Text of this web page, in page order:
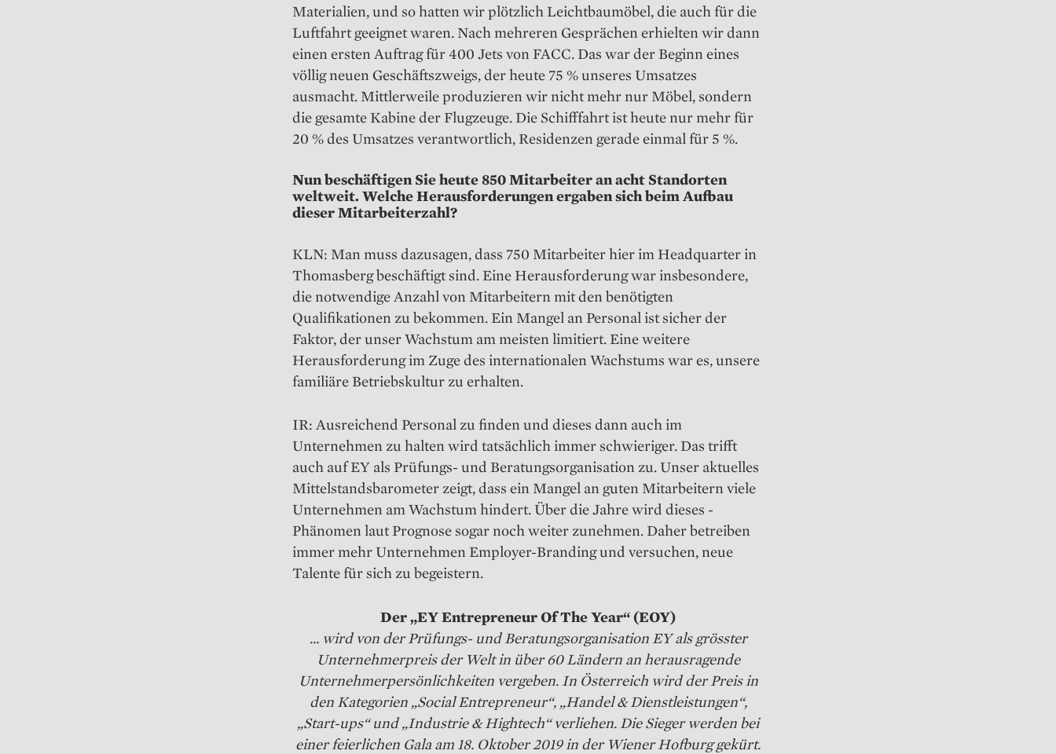
Materialien, und so hatten wir plötzlich Leichtbau­möbel, die auch für die
Luftfahrt geeignet waren. Nach mehreren Gesprächen erhielten wir dann
einen ersten Auftrag für 400 Jets von FACC. Das war der Beginn eines
völlig neuen Geschäftszweigs, der heute 75 % unseres Umsatzes
ausmacht. Mittlerweile produzieren wir nicht mehr nur Möbel, sondern
die gesamte Kabine der Flugzeuge. Die Schifffahrt ist heute nur mehr für
20 % des Umsatzes verantwortlich, Residenzen gerade einmal für 5 %.
Nun beschäftigen Sie heute 850 Mitarbeiter an acht Stand­orten
weltweit. Welche Heraus­forderungen ergaben sich beim Aufbau
dieser Mitarbeiterzahl?
KLN: Man muss dazusagen, dass 750 Mitarbeiter hier im Headquarter in
Thomasberg beschäftigt sind. Eine Herausforderung war insbesondere,
die notwendige Anzahl von Mitarbeitern mit den benötigten
Qualifikationen zu bekommen. Ein Mangel an Personal ist sicher der
Faktor, der unser Wachstum am meisten limitiert. Eine weitere
Herausforderung im Zuge des internationalen Wachstums war es, unsere
familiäre Betriebskultur zu erhalten.
IR: Ausreichend Personal zu finden und dieses dann auch im
Unternehmen zu halten wird tatsächlich immer schwieriger. Das trifft
auch auf EY als Prüfungs- und Beratungsorganisation zu. Unser aktuelles
Mittelstandsbarometer zeigt, dass ein Mangel an guten Mitarbeitern viele
Unternehmen am Wachstum hindert. Über die Jahre wird dieses ­
Phänomen laut Prognose sogar noch weiter zunehmen. Daher betreiben
immer mehr Unternehmen Employer-Branding und versuchen, neue
Talente für sich zu begeistern.
Der „EY Entrepreneur Of The Year“ (EOY)
... wird von der Prüfungs- und Beratungsorganisation EY als grösster
Unternehmerpreis der Welt in über 60 Ländern an herausragende
Unternehmerpersönlichkeiten vergeben. In Österreich wird der Preis in
den Kategorien „Social Entrepreneur“, „Handel & Dienstleistungen“,
„Start-ups“ und „Industrie & Hightech“ verliehen. Die Sieger werden bei
einer feierlichen Gala am 18. Oktober 2019 in der Wiener Hofburg gekürt.